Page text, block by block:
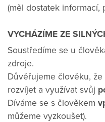
(měl dostatek informací,
VYCHÁZÍME ZE
Soustředíme se u
zdroje.
Důvěřujeme člověku,
rozvíjet a využívat svůj
Díváme se s člověkem
můžeme vyzkoušet).